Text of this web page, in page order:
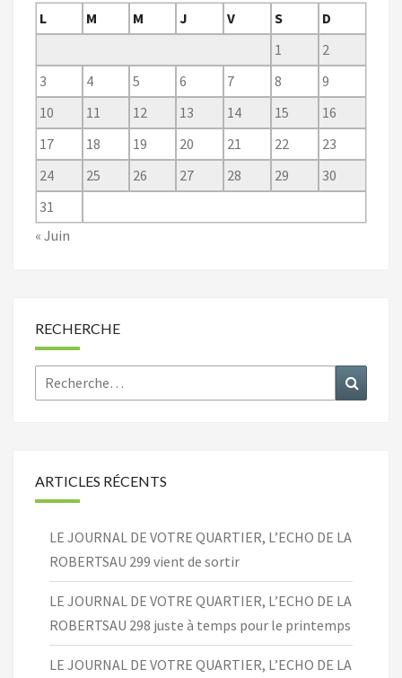
L
M M J V S
D
1
2
3
4 5 6 7 8
9
10
11 12 13 14 15
16
17
18 19 20 21 22
23
24
25 26 27 28 29
30
31
« Juin
RECHERCHE
Rechercher :
ARTICLES RÉCENTS
LE JOURNAL DE VOTRE QUARTIER, L’ECHO DE LA
ROBERTSAU 299 vient de sortir
LE JOURNAL DE VOTRE QUARTIER, L’ECHO DE LA
ROBERTSAU 298 juste à temps pour le printemps
LE JOURNAL DE VOTRE QUARTIER, L’ECHO DE LA